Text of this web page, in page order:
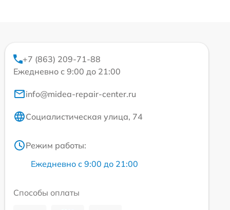
+7 (863) 209-71-88
Ежедневно с 9:00 до 21:00
info@midea-repair-center.ru
Социалистическая улица, 74
Режим работы:
Ежедневно с 9:00 до 21:00
Способы оплаты